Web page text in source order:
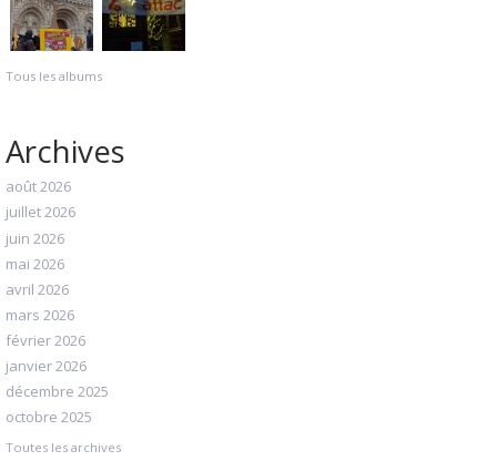
Tous les albums
Archives
août 2026
juillet 2026
juin 2026
mai 2026
avril 2026
mars 2026
février 2026
janvier 2026
décembre 2025
octobre 2025
Toutes les archives